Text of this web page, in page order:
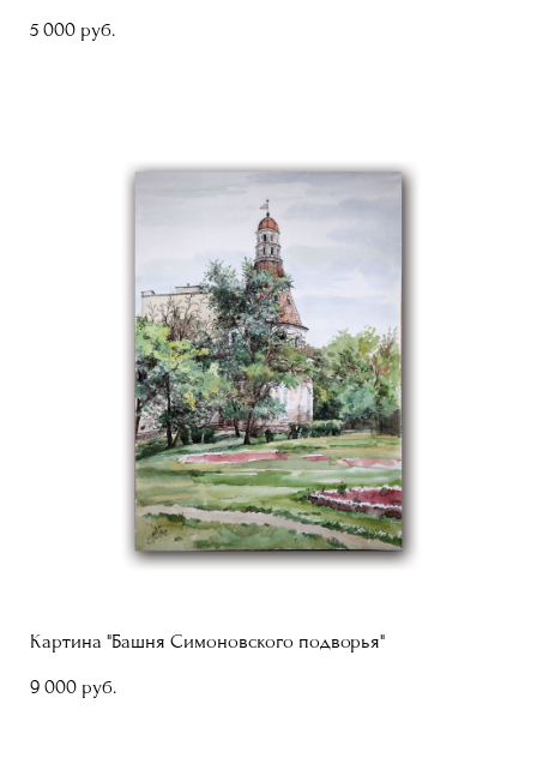
5 000 pуб.
Картина "Башня Симоновского подворья"
9 000 pуб.